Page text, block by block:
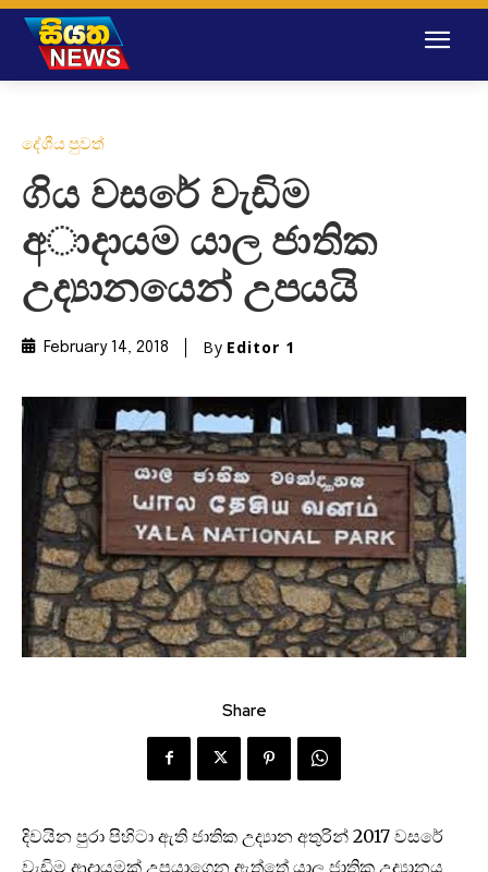
දේශීය පුවත්
ගිය වසරේ වැඩිම
අාදායම යාල ජාතික
උද්‍යානයෙන් උපයයි
February 14, 2018 By Editor 1
Share
දිවයින පුරා පිහිටා ඇති ජාතික උද්‍යාන අතුරින් 2017 වසරේ
වැඩිම ආදායමක් උපයාගෙන ඇත්තේ යාල ජාතික උද්‍යානය